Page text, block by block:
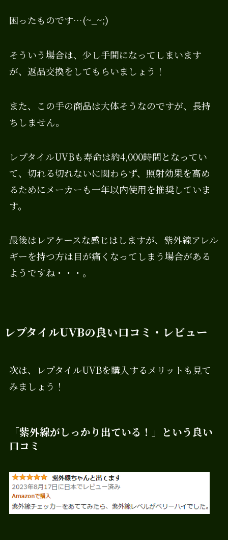
困ったものです…(~_~;)
そういう場合は、少し手間になってしまいます
が、返品交換をしてもらいましょう！
また、この手の商品は大体そうなのですが、長持
ちしません。
レプタイルUVBも寿命は約4,000時間となってい
て、切れる切れないに関わらず、照射効果を高め
るためにメーカーも一年以内使用を推奨していま
す。
最後はレアケースな感じはしますが、紫外線アレル
ギーを持つ方は目が痛くなってしまう場合がある
ようですね・・・。
レプタイルUVBの良い口コミ・レビュー
次は、レプタイルUVBを購入するメリットも見て
みましょう！
「紫外線がしっかり出ている！」という良い
口コミ